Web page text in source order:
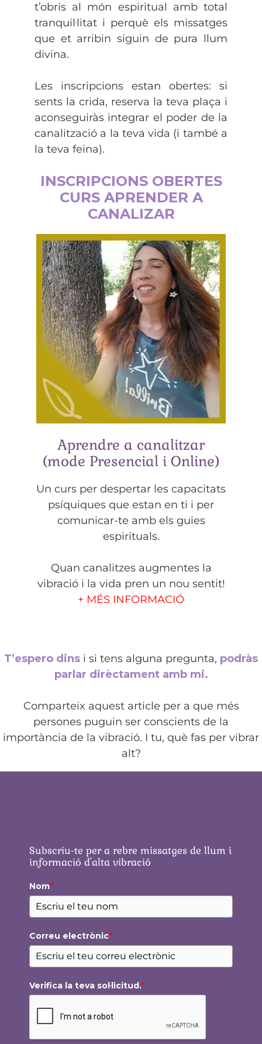
t’obris al món espiritual amb total
tranquil·litat i perquè els missatges
que et arribin siguin de pura llum
divina.
Les inscripcions estan obertes: si
sents la crida, reserva la teva plaça i
aconseguiràs integrar el poder de la
canalització a la teva vida (i també a
la teva feina).
INSCRIPCIONS OBERTES
CURS APRENDER A
CANALIZAR
Aprendre a canalitzar
(mode Presencial i Online)
Un curs per despertar les capacitats
psíquiques que estan en ti i per
comunicar-te amb els guies
espirituals.
Quan canalitzes augmentes la
vibració i la vida pren un nou sentit!
+ MÉS INFORMACIÓ
T’espero dins i si tens alguna pregunta, podràs
parlar dirèctament amb mi.
Comparteix aquest article per a que més
persones puguin ser conscients de la
importància de la vibració. I tu, què fas per vibrar
alt?
Subscriu-te per a rebre missatges de llum i
informació d'alta vibració
Nom*
Correu electrònic*
Verifica la teva sol·licitud.*